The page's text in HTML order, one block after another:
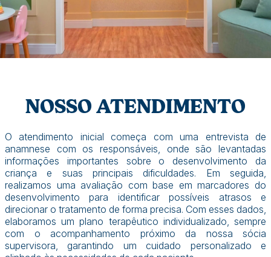
NOSSO ATENDIMENTO
O atendimento inicial começa com uma entrevista de
anamnese com os responsáveis, onde são levantadas
informações importantes sobre o desenvolvimento da
criança e suas principais dificuldades. Em seguida,
realizamos uma avaliação com base em marcadores do
desenvolvimento para identificar possíveis atrasos e
direcionar o tratamento de forma precisa. Com esses dados,
elaboramos um plano terapêutico individualizado, sempre
com o acompanhamento próximo da nossa sócia
supervisora, garantindo um cuidado personalizado e